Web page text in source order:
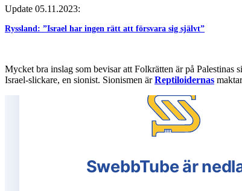
Update 05.11.2023:
Ryssland: ”Israel har ingen rätt att försvara sig självt”
Mycket bra inslag som bevisar att Folkrätten är på
Israel-slickare, en sionist. Sionismen ärReptiloidernas